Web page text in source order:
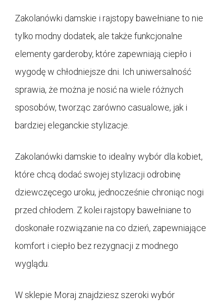
Zakolanówki damskie i rajstopy bawełniane to nie
tylko modny dodatek, ale także funkcjonalne
elementy garderoby, które zapewniają ciepło i
wygodę w chłodniejsze dni. Ich uniwersalność
sprawia, że można je nosić na wiele różnych
sposobów, tworząc zarówno casualowe, jak i
bardziej eleganckie stylizacje.
Zakolanówki damskie to idealny wybór dla kobiet,
które chcą dodać swojej stylizacji odrobinę
dziewczęcego uroku, jednocześnie chroniąc nogi
przed chłodem. Z kolei rajstopy bawełniane to
doskonałe rozwiązanie na co dzień, zapewniające
komfort i ciepło bez rezygnacji z modnego
wyglądu.
W sklepie Moraj znajdziesz szeroki wybór